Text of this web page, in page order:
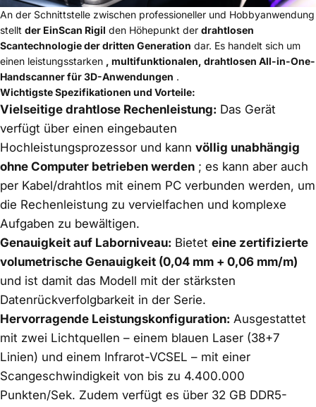
An der Schnittstelle zwischen professioneller und Hobbyanwendung
stellt der EinScan Rigil den Höhepunkt der drahtlosen
Scantechnologie der dritten Generation dar. Es handelt sich um
einen leistungsstarken , multifunktionalen, drahtlosen All-in-One-
Handscanner für 3D-Anwendungen .
Wichtigste Spezifikationen und Vorteile:
Vielseitige drahtlose Rechenleistung: Das Gerät
verfügt über einen eingebauten
Hochleistungsprozessor und kann völlig unabhängig
ohne Computer betrieben werden ; es kann aber auch
per Kabel/drahtlos mit einem PC verbunden werden, um
die Rechenleistung zu vervielfachen und komplexe
Aufgaben zu bewältigen.
Genauigkeit auf Laborniveau: Bietet eine zertifizierte
volumetrische Genauigkeit (0,04 mm + 0,06 mm/m)
und ist damit das Modell mit der stärksten
Datenrückverfolgbarkeit in der Serie.
Hervorragende Leistungskonfiguration: Ausgestattet
mit zwei Lichtquellen – einem blauen Laser (38+7
Linien) und einem Infrarot-VCSEL – mit einer
Scangeschwindigkeit von bis zu 4.400.000
Punkten/Sek. Zudem verfügt es über 32 GB DDR5-